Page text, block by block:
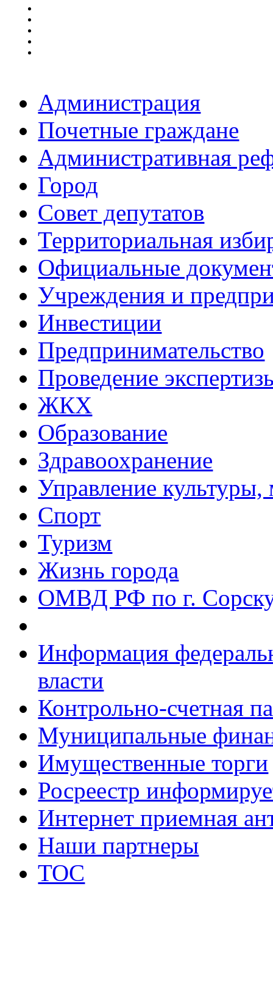
Администрация
Почетные граждане
Административная
Город
Совет депутатов
Территориальная
Официальные
Учреждения и
Инвестиции
Предпринимательство
Проведение
ЖКХ
Образование
Здравоохранение
Управление
Спорт
Туризм
Жизнь города
ОМВД РФ по г.
Информация
власти
Контрольно-счетная
Муниципальные
Имущественные торги
Росреестр
Интернет приемная
Наши партнеры
ТОС